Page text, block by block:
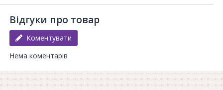
Відгуки про товар
Коментувати
Нема коментарів